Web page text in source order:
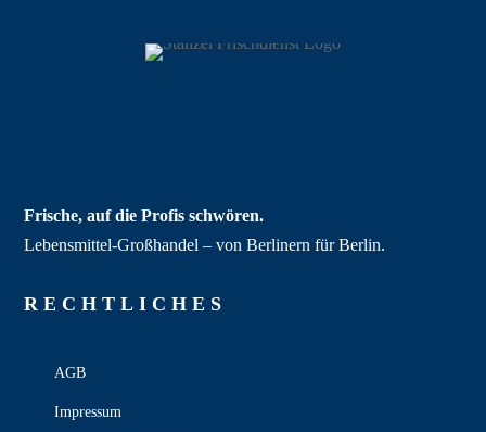
Frische, auf die Profis schwören.
Lebensmittel‑Großhandel – von Berlinern für Berlin.
RECHT­LICHES
AGB
Impressum